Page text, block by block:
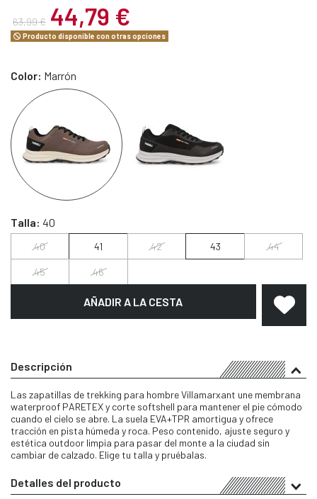
63,99 € 44,79 €
Producto disponible con otras opciones
Color: Marrón
Talla: 40
40 41 42 43 44
45 46
AÑADIR A LA CESTA
Descripción
Las zapatillas de trekking para hombre Villamarxant une membrana
waterproof PARETEX y corte softshell para mantener el pie cómodo
cuando el cielo se abre. La suela EVA+TPR amortigua y ofrece
tracción en pista húmeda y roca. Peso contenido, ajuste seguro y
estética outdoor limpia para pasar del monte a la ciudad sin
cambiar de calzado. Elige tu talla y pruébalas.
Detalles del producto